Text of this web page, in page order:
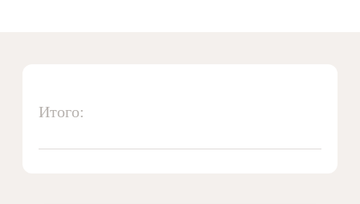
Итого: